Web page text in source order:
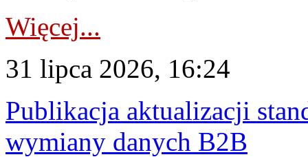
Więcej...
31 lipca 2026, 16:24
Publikacja aktualizacji
wymiany danych B2B